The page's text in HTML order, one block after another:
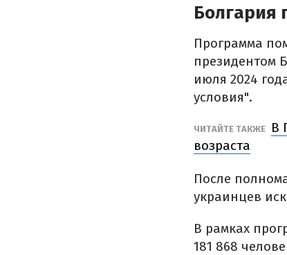
Болгария
Программа
президентом
июля 2024
условия".
ЧИТАЙТЕ ТАКЖЕ
В
возраста
После
украинцев
В рамках
181 868